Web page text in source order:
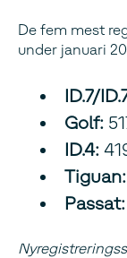
De fem mest
under januari
ID.7/
Golf:
ID.4:
Tiguan:
Passat: